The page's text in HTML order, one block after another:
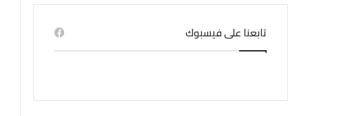
تابعنا على فيسبوك